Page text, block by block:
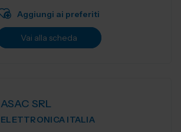
Aggiungi ai preferiti
Vai alla scheda
ASAC SRL
ELETTRONICA ITALIA